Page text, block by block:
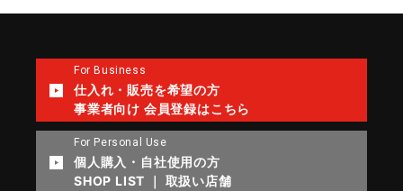
For Business
仕入れ・販売を希望の方
事業者向け 会員登録はこちら
For Personal Use
個人購入・自社使用の方
SHOP LIST ｜ 取扱い店舗